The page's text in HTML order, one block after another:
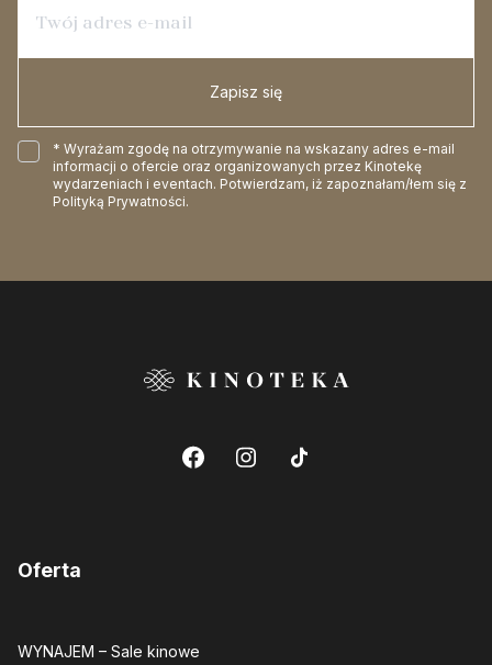
Zapisz się
* Wyrażam zgodę na otrzymywanie na wskazany adres e-mail
informacji o ofercie oraz organizowanych przez Kinotekę
wydarzeniach i eventach. Potwierdzam, iż zapoznałam/łem się z
Polityką Prywatności.
Oferta
WYNAJEM – Sale kinowe